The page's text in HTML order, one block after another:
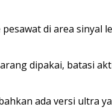
di area
dipakai, batasi
ada versi ultra